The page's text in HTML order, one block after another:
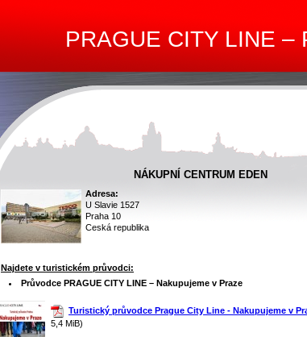
PRAGUE CITY LINE –
NÁKUPNÍ CENTRUM EDEN
Adresa:
U Slavie 1527
Praha 10
Ceská republika
Najdete v turistickém průvodci:
Průvodce PRAGUE CITY LINE – Nakupujeme v Praze
Turistický průvodce Prague City Line - Nakupujeme v
5,4 MiB)